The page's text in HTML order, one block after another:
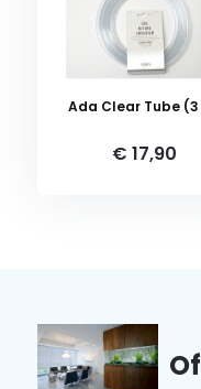
Ada Clear Tube
€ 17,90